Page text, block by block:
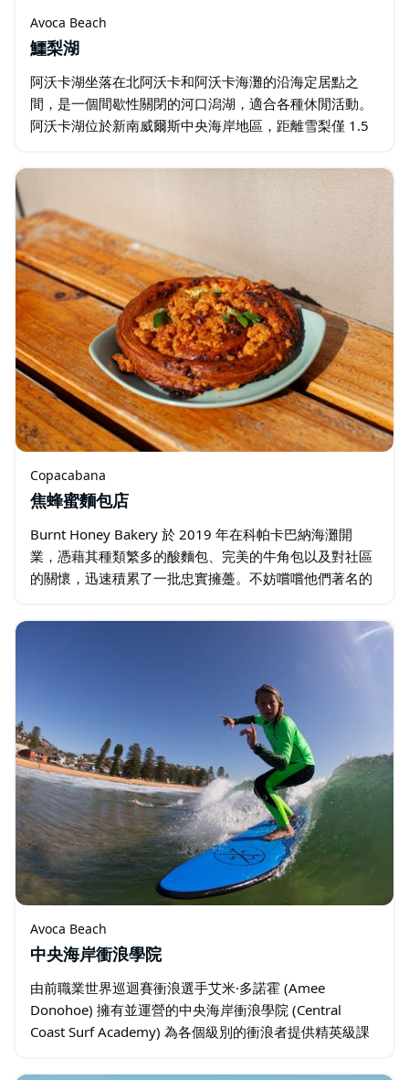
Avoca Beach
鱷梨湖
阿沃卡湖坐落在北阿沃卡和阿沃卡海灘的沿海定居點之
間，是一個間歇性關閉的河口潟湖，適合各種休閒活動。
阿沃卡湖位於新南威爾斯中央海岸地區，距離雪梨僅 1.5
有許多海灣可供探索沿海濕地…
Copacabana
焦蜂蜜麵包店
Burnt Honey Bakery 於 2019 年在科帕卡巴納海灘開
業，憑藉其種類繁多的酸麵包、完美的牛角包以及對社區
的關懷，迅速積累了一批忠實擁躉。不妨嚐嚐他們著名的
袋蜂蜜什錦糖回家…
Avoca Beach
中央海岸衝浪學院
由前職業世界巡迴賽衝浪選手艾米·多諾霍 (Amee
Donohoe) 擁有並運營的中央海岸衝浪學院 (Central
Coast Surf Academy) 為各個級別的衝浪者提供精英級課